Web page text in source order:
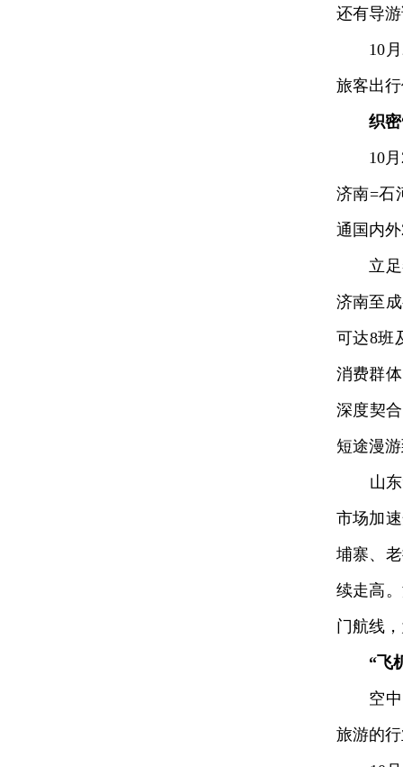
还有导
10月
旅客出
织
10月
济南=石
通国内
立足冬
济南至
可达8班
消费群
深度契
短途漫
山东“
市场加
埔寨、
续走高
门航线
“飞
空中日
旅游的